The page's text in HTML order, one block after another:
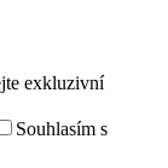
exkluzivní
Souhlasím s